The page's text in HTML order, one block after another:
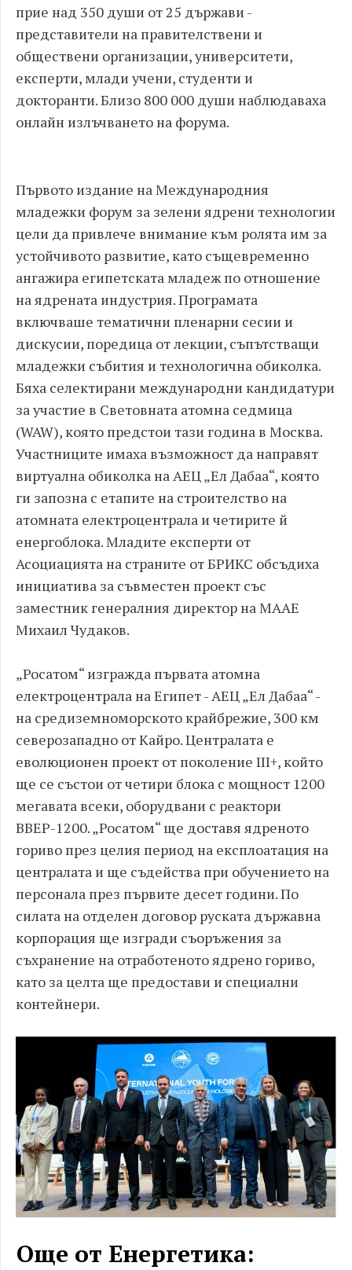
прие над 350 души от 25 държави -
представители на правителствени и
обществени организации, университети,
експерти, млади учени, студенти и
докторанти. Близо 800 000 души наблюдаваха
онлайн излъчването на форума.
Първото издание на Международния
младежки форум за зелени ядрени технологии
цели да привлече внимание към ролята им за
устойчивото развитие, като същевременно
ангажира египетската младеж по отношение
на ядрената индустрия. Програмата
включваше тематични пленарни сесии и
дискусии, поредица от лекции, съпътстващи
младежки събития и технологична обиколка.
Бяха селектирани международни кандидатури
за участие в Световната атомна седмица
(WAW), която предстои тази година в Москва.
Участниците имаха възможност да направят
виртуална обиколка на АЕЦ „Ел Дабаа“, която
ги запозна с етапите на строителство на
атомната електроцентрала и четирите й
енергоблока. Младите експерти от
Асоциацията на страните от БРИКС обсъдиха
инициатива за съвместен проект със
заместник генералния директор на МААЕ
Михаил Чудаков.
„Росатом“ изгражда първата атомна
електроцентрала на Египет - АЕЦ „Ел Дабаа“ -
на средиземноморското крайбрежие, 300 км
северозападно от Кайро. Централата е
еволюционен проект от поколение III+, който
ще се състои от четири блока с мощност 1200
мегавата всеки, оборудвани с реактори
ВВЕР-1200. „Росатом“ ще доставя ядреното
гориво през целия период на експлоатация на
централата и ще съдейства при обучението на
персонала през първите десет години. По
силата на отделен договор руската държавна
корпорация ще изгради съоръжения за
съхранение на отработеното ядрено гориво,
като за целта ще предостави и специални
контейнери.
Още от Енергетика: